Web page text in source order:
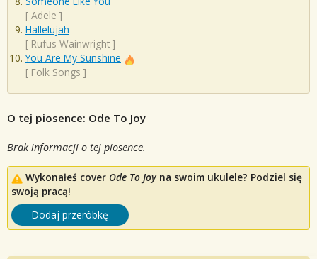
[ Adele ]
Hallelujah
[ Rufus Wainwright ]
You Are My Sunshine
[ Folk Songs ]
O tej piosence: Ode To Joy
Brak informacji o tej piosence.
Wykonałeś cover Ode To Joyna swoim ukulele? Podziel się
swoją pracą!
Dodaj przeróbkę